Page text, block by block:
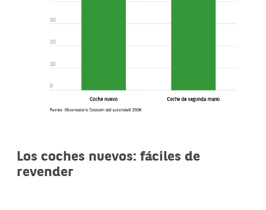
Los coches nuevos: fáciles de
revender